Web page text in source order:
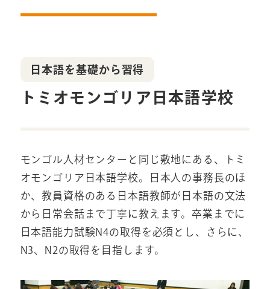
日本語を基礎から習得
トミオモンゴリア日本語学校
モンゴル人材センターと同じ敷地にある、トミ
オモンゴリア日本語学校。日本人の事務長のほ
か、教員資格のある日本語教師が日本語の文法
から日常会話まで丁寧に教えます。卒業までに
日本語能力試験N4の取得を必須とし、さらに、
N3、N2の取得を目指します。